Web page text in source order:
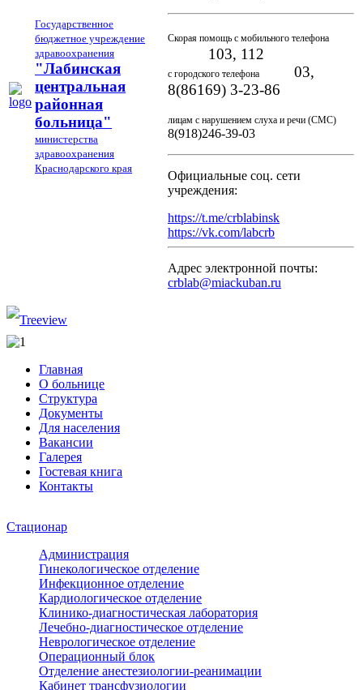
Государственное
бюджетное учреждение
здравоохранения
"Лабинская
центральная
районная
больница"
министерства
здравоохранения
Краснодарского края
Скорая помощь с мобильного телефона
103, 112
с городского телефона
03,
8(86169) 3-23-86
лицам с нарушением слуха и речи (СМС)
8(918)246-39-03
Официальные соц. сети
учреждения:
https://t.me/crblabinsk
https://vk.com/labcrb
Адрес электронной почты:
crblab@miackuban.ru
Главная
О больнице
Структура
Документы
Для населения
Вакансии
Галерея
Гостевая книга
Контакты
Стационар
Администрация
Гинекологическое отделение
Инфекционное отделение
Кардиологическое отделение
Клинико-диагностическая лаборатория
Лечебно-диагностическое отделение
Неврологическое отделение
Операционный блок
Отделение анестезиологии-реанимации
Кабинет трансфузиологии